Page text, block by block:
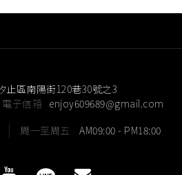
止區南陽街120巷30號之3
電子信箱 enjoy609689@gmail.com
周一至周五 AM09:00 - PM18:00